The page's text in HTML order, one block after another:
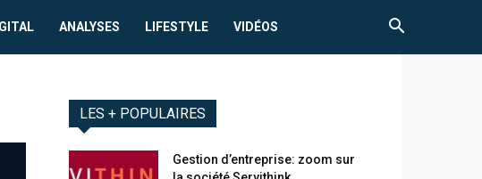
ANALYSES LIFESTYLE VIDÉOS
LES + POPULAIRES
Gestion d’entreprise: zoom sur